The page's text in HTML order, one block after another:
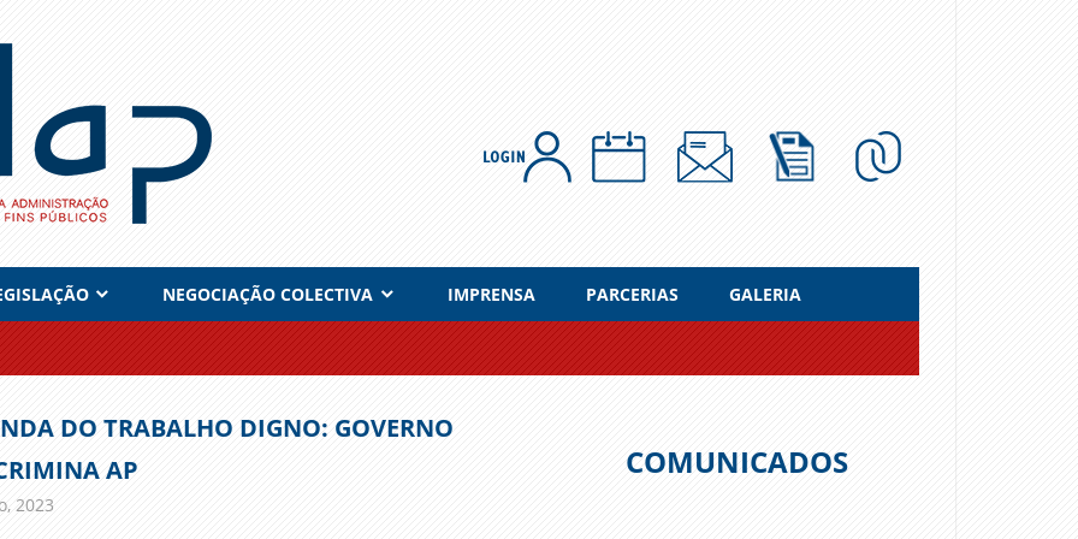
NEGOCIAÇÃO COLECTIVA IMPRENSA PARCERIAS GALERIA
DO TRABALHO DIGNO: GOVERNO
AP
2023
COMUNICADOS